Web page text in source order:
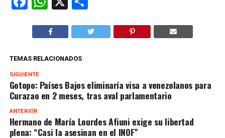
TEMAS RELACIONADOS
SIGUIENTE
Gotopo: Países Bajos eliminaría visa a venezolanos para
Curazao en 2 meses, tras aval parlamentario
ANTERIOR
Hermano de María Lourdes Afiuni exige su libertad
plena: “Casi la asesinan en el INOF”